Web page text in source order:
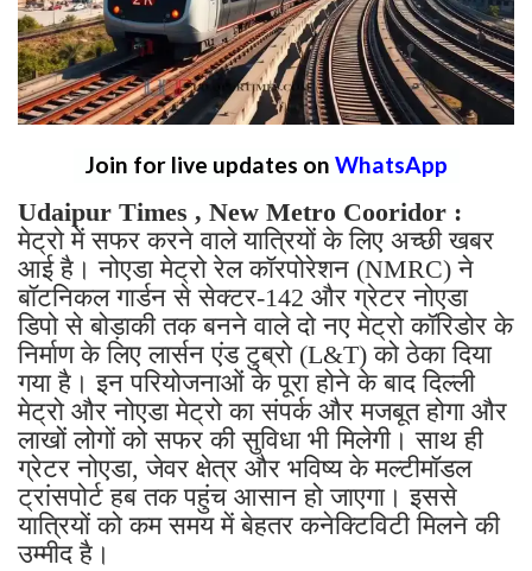
Join for live updates on WhatsApp
Udaipur Times , New Metro Cooridor :
मेट्रो में सफर करने वाले यात्रियों के लिए अच्छी खबर
आई है। नोएडा मेट्रो रेल कॉरपोरेशन (NMRC) ने
बॉटनिकल गार्डन से सेक्टर-142 और ग्रेटर नोएडा
डिपो से बोड़ाकी तक बनने वाले दो नए मेट्रो कॉरिडोर के
निर्माण के लिए लार्सन एंड टुब्रो (L&T) को ठेका दिया
गया है। इन परियोजनाओं के पूरा होने के बाद दिल्ली
मेट्रो और नोएडा मेट्रो का संपर्क और मजबूत होगा और
लाखों लोगों को सफर की सुविधा भी मिलेगी। साथ ही
ग्रेटर नोएडा, जेवर क्षेत्र और भविष्य के मल्टीमॉडल
ट्रांसपोर्ट हब तक पहुंच आसान हो जाएगा। इससे
यात्रियों को कम समय में बेहतर कनेक्टिविटी मिलने की
उम्मीद है।